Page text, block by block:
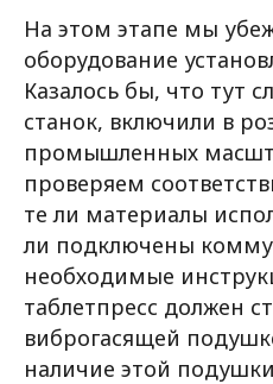
На этом этапе мы
оборудование
Казалось бы, что тут
станок, включили в
промышленных
проверяем
те ли материалы
ли подключены
необходимые
таблетпресс должен
виброгасящей
наличие этой